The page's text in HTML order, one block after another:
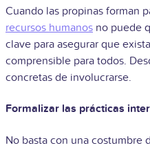
Cuando las propinas forman
recursos humanos no puede
clave para asegurar que
comprensible para todos.
concretas de involucrarse.
Formalizar las prácticas
No basta con una costumbre